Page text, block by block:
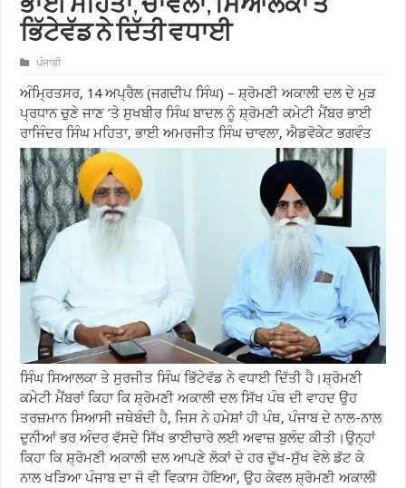
ਭਾਈ ਮਹਿਤਾ, ਚਾਵਲਾ, ਸਿਆਲਕਾ ਤੇ
ਭਿੱਟੇਵੱਡ ਨੇ ਦਿੱਤੀ ਵਧਾਈ
ਪੰਜਾਬੀ
ਅੰਮ੍ਰਿਤਸਰ, 14 ਅਪ੍ਰੈਲ (ਜਗਦੀਪ ਸਿੰਘ) – ਸ਼੍ਰੋਮਣੀ ਅਕਾਲੀ ਦਲ ਦੇ ਮੁੜ
ਪ੍ਰਧਾਨ ਚੁਣੇ ਜਾਣ ’ਤੇ ਸੁਖਬੀਰ ਸਿੰਘ ਬਾਦਲ ਨੂੰ ਸ਼੍ਰੋਮਣੀ ਕਮੇਟੀ ਮੈਂਬਰ ਭਾਈ
ਰਾਜਿੰਦਰਸਿੰਘ ਮਹਿਤਾ, ਭਾਈ ਅਮਰਜੀਤ ਸਿੰਘ ਚਾਵਲਾ, ਐਡਵੋਕੇਟ ਭਗਵੰਤ
ਸਿੰਘ ਸਿਆਲਕਾ ਤੇ ਸੁਰਜੀਤ ਸਿੰਘ ਭਿੱਟੇਵੱਡ ਨੇ ਵਧਾਈ ਦਿੱਤੀ ਹੈ।ਸ਼੍ਰੋਮਣੀ
ਕਮੇਟੀ ਮੈਂਬਰਾਂ ਕਿਹਾ ਕਿ ਸ਼੍ਰੋਮਣੀ ਅਕਾਲੀ ਦਲ ਸਿੱਖ ਪੰਥ ਦੀ ਵਾਹਦ ਉਹ
ਤਰਜ਼ਮਾਨ ਸਿਆਸੀ ਜਥੇਬੰਦੀ ਹੈ, ਜਿਸ ਨੇ ਹਮੇਸ਼ਾਂ ਹੀ ਪੰਥ, ਪੰਜਾਬ ਦੇ ਨਾਲ-ਨਾਲ
ਦੁਨੀਆਂ ਭਰ ਅੰਦਰ ਵੱਸਦੇ ਸਿੱਖ ਭਾਈਚਾਰੇ ਲਈ ਅਵਾਜ਼ ਬੁਲੰਦ ਕੀਤੀ।ਉਨ੍ਹਾਂ
ਕਿਹਾ ਕਿ ਸ਼੍ਰੋਮਣੀ ਅਕਾਲੀ ਦਲ ਆਪਣੇ ਲੋਕਾਂ ਦੇ ਹਰ ਦੁੱਖ-ਸੁੱਖ ਵੇਲੇ ਡੱਟ ਕੇ
ਨਾਲ ਖੜਿਆ ਪੰਜਾਬ ਦਾ ਜੋ ਵੀ ਵਿਕਾਸ ਹੋਇਆ, ਉਹ ਕੇਵਲ ਸ਼੍ਰੋਮਣੀ ਅਕਾਲੀ